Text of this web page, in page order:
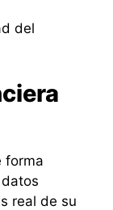
del
forma
real de su